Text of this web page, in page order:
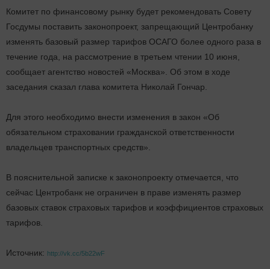
Комитет по финансовому рынку будет рекомендовать Совету
Госдумы поставить законопроект, запрещающий Центробанку
изменять базовый размер тарифов ОСАГО более одного раза в
течение года, на рассмотрение в третьем чтении 10 июня,
сообщает агентство новостей «Москва». Об этом в ходе
заседания сказал глава комитета Николай Гончар.
Для этого необходимо внести изменения в закон «Об
обязательном страховании гражданской ответственности
владельцев транспортных средств».
В пояснительной записке к законопроекту отмечается, что
сейчас Центробанк не ограничен в праве изменять размер
базовых ставок страховых тарифов и коэффициентов страховых
тарифов.
Источник: http://vk.cc/5b22wF